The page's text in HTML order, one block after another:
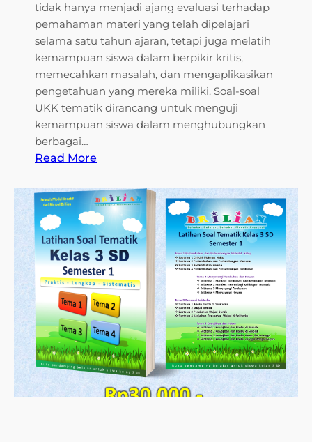
tidak hanya menjadi ajang evaluasi terhadap
pemahaman materi yang telah dipelajari
selama satu tahun ajaran, tetapi juga melatih
kemampuan siswa dalam berpikir kritis,
memecahkan masalah, dan mengaplikasikan
pengetahuan yang mereka miliki. Soal-soal
UKK tematik dirancang untuk menguji
kemampuan siswa dalam menghubungkan
berbagai…
Read More
o
n
t
o
h
S
o
a
l
T
e
m
a